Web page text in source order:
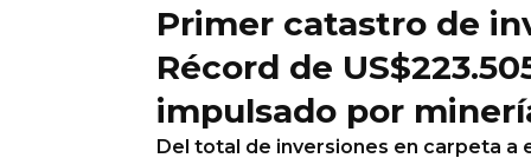
Primer catastro de
Récord de
impulsado por
Del total de inversiones en carpeta a